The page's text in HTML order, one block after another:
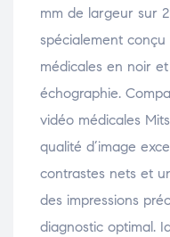
mm de largeur sur
spécialement conçu
médicales en noir
échographie.
vidéo médicales
qualité d’image
contrastes nets et
des impressions
diagnostic optimal.